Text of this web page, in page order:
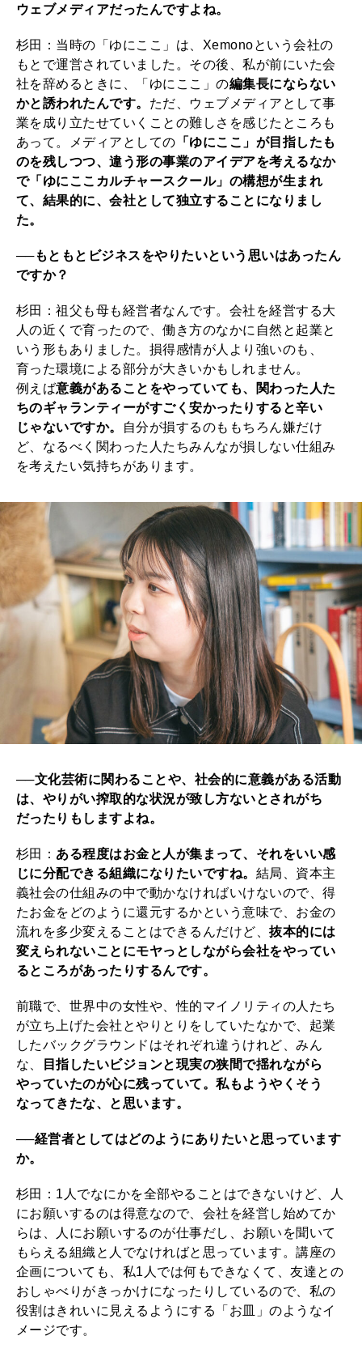
ウェブメディアだったんですよね。
杉田：当時の「ゆにここ」は、Xemonoという会社の
もとで運営されていました。その後、私が前にいた会
社を辞めるときに、「ゆにここ」の編集長にならない
かと誘われたんです。 ただ、ウェブメディアとして事
業を成り立たせていくことの難しさを感じたところも
あって。メディアとしての 「ゆにここ」が目指したも
のを残しつつ、違う形の事業のアイデアを考えるなか
で「ゆにここカルチャースクール」の構想が生まれ
て、結果的に、会社として独立することになりまし
た。
──もともとビジネスをやりたいという思いはあったん
ですか？
杉田：祖父も母も経営者なんです。会社を経営する大
人の近くで育ったので、働き方のなかに自然と起業と
いう形もありました。損得感情が人より強いのも、
育った環境による部分が大きいかもしれません。
例えば意義があることをやっていても、関わった人た
ちのギャランティーがすごく安かったりすると辛い
じゃないですか。
自分が損するのももちろん嫌だけ
ど、なるべく関わった人たちみんなが損しない仕組み
を考えたい気持ちがあります。
──文化芸術に関わることや、社会的に意義がある活動
は、やりがい搾取的な状況が致し方ないとされがち
だったりもしますよね。
杉田： ある程度はお金と人が集まって、それをいい感
じに分配できる組織になりたいですね。 結局、資本主
義社会の仕組みの中で動かなければいけないので、得
たお金をどのように還元するかという意味で、お金の
流れを多少変えることはできるんだけど、抜本的には
変えられないことにモヤっとしながら会社をやってい
るところがあったりするんです。
前職で、世界中の女性や、性的マイノリティの人たち
が立ち上げた会社とやりとりをしていたなかで、起業
したバックグラウンドはそれぞれ違うけれど、みん
な、
目指したいビジョンと現実の狭間で揺れながら
やっていたのが心に残っていて。私もようやくそう
なってきたな、と思います。
──経営者としてはどのようにありたいと思っています
か。
杉田：1人でなにかを全部やることはできないけど、人
にお願いするのは得意なので、会社を経営し始めてか
らは、人にお願いするのが仕事だし、お願いを聞いて
もらえる組織と人でなければと思っています。講座の
企画についても、私1人では何もできなくて、友達との
おしゃべりがきっかけになったりしているので、私の
役割はきれいに見えるようにする「お皿」のようなイ
メージです。